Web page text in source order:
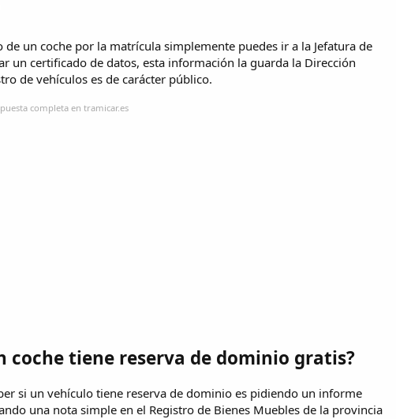
un coche por la matrícula simplemente puedes ir a la Jefatura de
un certificado de datos, esta información la guarda la Dirección
de vehículos es de carácter público.
completa en tramicar.es
coche tiene reserva de dominio gratis?
si un vehículo tiene reserva de dominio es pidiendo un informe
una nota simple en el Registro de Bienes Muebles de la provincia